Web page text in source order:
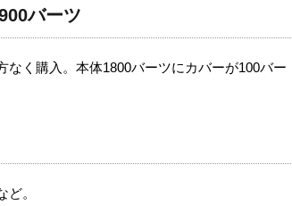
バーツ
なく購入。本体1800バーツにカバーが100バー
。